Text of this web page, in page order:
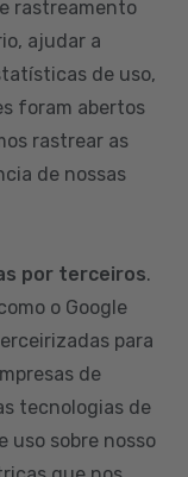
rastreamento
ajudar a
de uso,
foram abertos
rastrear as
de nossas
por terceiros.
o Google
para
de
tecnologias de
uso sobre nosso